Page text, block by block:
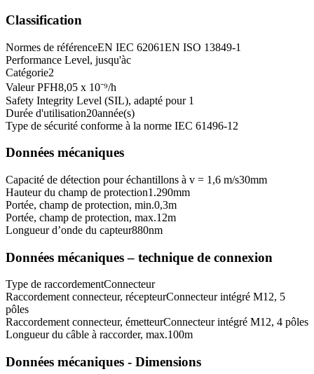
Classification
Normes de référenceEN IEC 62061EN ISO 13849-1
Performance Level, jusqu'àc
Catégorie2
Valeur PFH8,05 x 10⁻⁹/h
Safety Integrity Level (SIL), adapté pour 1
Durée d'utilisation20année(s)
Type de sécurité conforme à la norme IEC 61496-1 2
Données mécaniques
Capacité de détection pour échantillons à v = 1,6 m/s30mm
Hauteur du champ de protection1.290mm
Portée, champ de protection, min.0,3m
Portée, champ de protection, max.12m
Longueur d’onde du capteur880nm
Données mécaniques – technique de connexion
Type de raccordementConnecteur
Raccordement connecteur, récepteurConnecteur intégré M12, 5
pôles
Raccordement connecteur, émetteurConnecteur intégré M12, 4 pôles
Longueur du câble à raccorder, max.100m
Données mécaniques - Dimensions